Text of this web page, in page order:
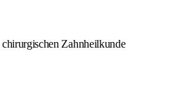
Zahnheilkunde